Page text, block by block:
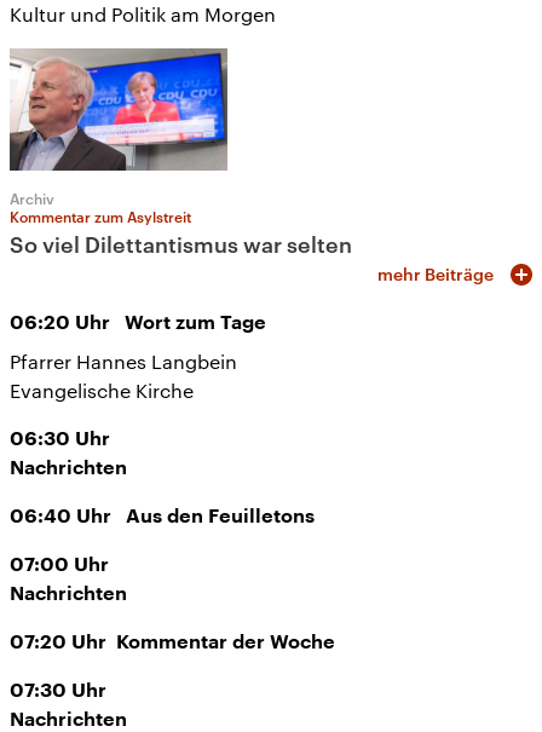
Kultur und Politik am Morgen
Archiv
Kommentar zum Asylstreit
So viel Dilettantismus war selten
mehr Beiträge
06:20 Uhr Wort zum Tage
Pfarrer Hannes Langbein
Evangelische Kirche
06:30 Uhr
Nachrichten
06:40 Uhr Aus den Feuilletons
07:00 Uhr
Nachrichten
07:20 Uhr Kommentar der Woche
07:30 Uhr
Nachrichten